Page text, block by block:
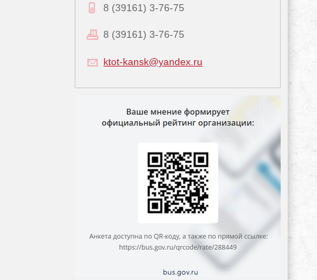
8 (39161) 3-76-75
8 (39161) 3-76-75
ktot-kansk@yandex.ru